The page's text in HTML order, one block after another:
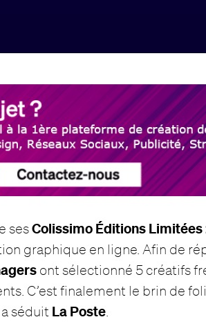
sesColissimo Éditions Limitées
graphique en ligne. Afin de
ont sélectionné 5 créatifs
C’est finalement le brin de
séduit La Poste